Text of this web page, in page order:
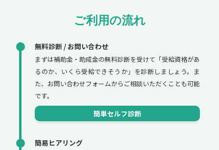
ご利用の流れ
無料診断 / お問い合わせ
まずは補助金・助成金の無料診断を受けて「受給資格があ
るのか、いくら受給できそうか」を診断しましょう。ま
た、お問い合わせフォームからご相談いただくことも可能
です。
簡単セルフ診断
簡易ヒアリング